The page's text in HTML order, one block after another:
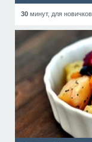
30 минут, для новичков